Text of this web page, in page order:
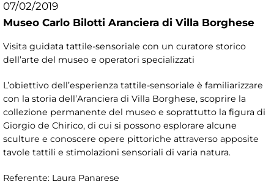
07/02/2019
Museo Carlo Bilotti Aranciera di Villa Borghese
Visita guidata tattile-sensoriale con un curatore storico
dell’arte del museo e operatori specializzati
L’obiettivo dell’esperienza tattile-sensoriale è familiarizzare
con la storia dell’Aranciera di Villa Borghese, scoprire la
collezione permanente del museo e soprattutto la figura di
Giorgio de Chirico, di cui si possono esplorare alcune
sculture e conoscere opere pittoriche attraverso apposite
tavole tattili e stimolazioni sensoriali di varia natura.
Referente: Laura Panarese